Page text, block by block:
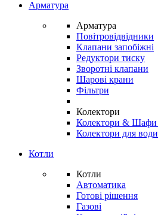
Арматура
Арматура
Повітровідвідники
Клапани запобіжні
Редуктори тиску
Зворотні клапани
Шарові крани
Фільтри
Колектори
Колектори & Шафи
Колектори для води
Котли
Котли
Автоматика
Готові рішення
Газові